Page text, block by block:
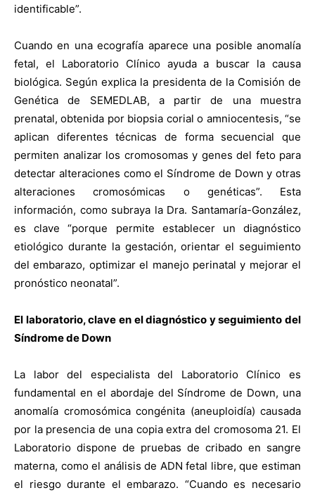
identificable”.
Cuando en una ecografía aparece una posible anomalía
fetal, el Laboratorio Clínico ayuda a buscar la causa
biológica. Según explica la presidenta de la Comisión de
Genética de SEMEDLAB, a partir de una muestra
prenatal, obtenida por biopsia corial o amniocentesis, “se
aplican diferentes técnicas de forma secuencial que
permiten analizar los cromosomas y genes del feto para
detectar alteraciones como el Síndrome de Down y otras
alteraciones cromosómicas o genéticas”. Esta
información, como subraya la Dra. Santamaría-González,
es clave “porque permite establecer un diagnóstico
etiológico durante la gestación, orientar el seguimiento
del embarazo, optimizar el manejo perinatal y mejorar el
pronóstico neonatal”.
El laboratorio, clave en el diagnóstico y seguimiento del
Síndrome de Down
La labor del especialista del Laboratorio Clínico es
fundamental en el abordaje del Síndrome de Down, una
anomalía cromosómica congénita (aneuploidía) causada
por la presencia de una copia extra del cromosoma 21. El
Laboratorio dispone de pruebas de cribado en sangre
materna, como el análisis de ADN fetal libre, que estiman
el riesgo durante el embarazo. “Cuando es necesario